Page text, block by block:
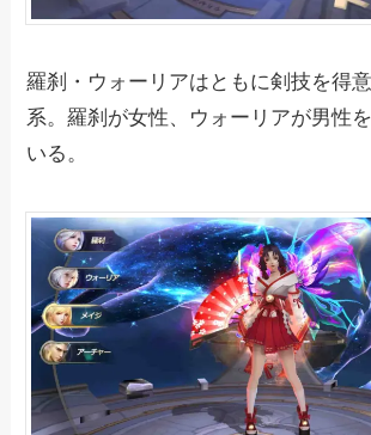
羅刹・ウォーリアはともに剣技を得
系。羅刹が女性、ウォーリアが男性
いる。